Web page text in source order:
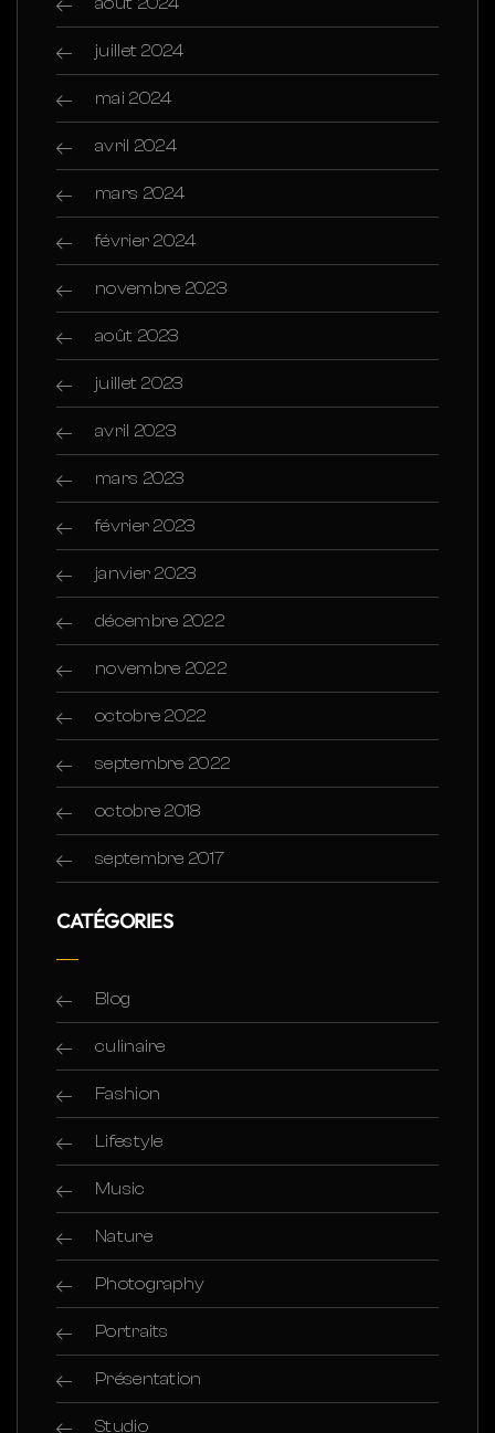
juillet 2024
mai 2024
avril 2024
mars 2024
février 2024
novembre 2023
août 2023
juillet 2023
avril 2023
mars 2023
février 2023
janvier 2023
décembre 2022
novembre 2022
octobre 2022
septembre 2022
octobre 2018
septembre 2017
CATÉGORIES
Blog
culinaire
Fashion
Lifestyle
Music
Nature
Photography
Portraits
Présentation
Studio